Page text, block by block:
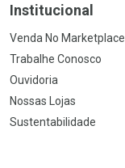
Institucional
Venda No Marketplace
Trabalhe Conosco
Ouvidoria
Nossas Lojas
Sustentabilidade